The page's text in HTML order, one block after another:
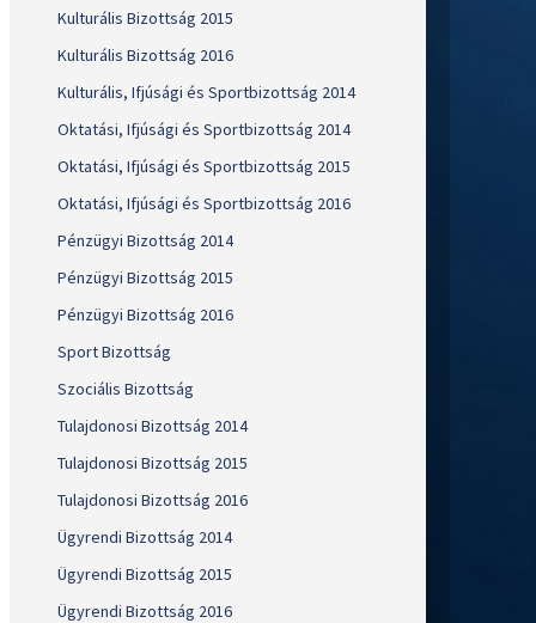
Kulturális Bizottság 2015
Kulturális Bizottság 2016
Kulturális, Ifjúsági és Sportbizottság 2014
Oktatási, Ifjúsági és Sportbizottság 2014
Oktatási, Ifjúsági és Sportbizottság 2015
Oktatási, Ifjúsági és Sportbizottság 2016
Pénzügyi Bizottság 2014
Pénzügyi Bizottság 2015
Pénzügyi Bizottság 2016
Sport Bizottság
Szociális Bizottság
Tulajdonosi Bizottság 2014
Tulajdonosi Bizottság 2015
Tulajdonosi Bizottság 2016
Ügyrendi Bizottság 2014
Ügyrendi Bizottság 2015
Ügyrendi Bizottság 2016